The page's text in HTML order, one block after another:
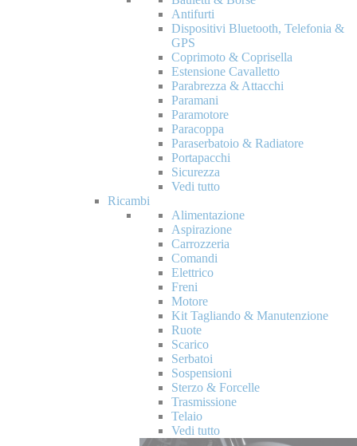
Antifurti
Dispositivi Bluetooth, Telefonia &
GPS
Coprimoto & Coprisella
Estensione Cavalletto
Parabrezza & Attacchi
Paramani
Paramotore
Paracoppa
Paraserbatoio & Radiatore
Portapacchi
Sicurezza
Vedi tutto
Ricambi
Alimentazione
Aspirazione
Carrozzeria
Comandi
Elettrico
Freni
Motore
Kit Tagliando & Manutenzione
Ruote
Scarico
Serbatoi
Sospensioni
Sterzo & Forcelle
Trasmissione
Telaio
Vedi tutto